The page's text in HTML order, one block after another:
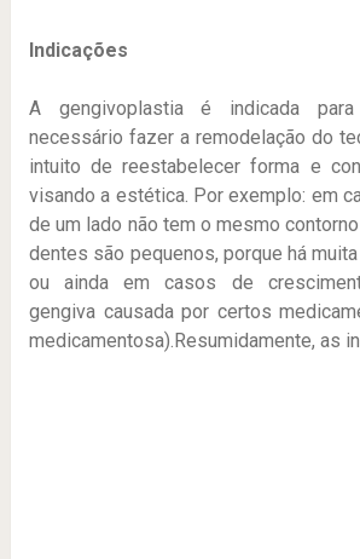
Indicações
A gengivoplastia é indicada
necessário fazer a remodelação do
intuito de reestabelecer forma e
visando a estética. Por exemplo: em
de um lado não tem o mesmo
dentes são pequenos, porque há
ou ainda em casos de
gengiva causada por certos
medicamentosa).Resumidamente, as